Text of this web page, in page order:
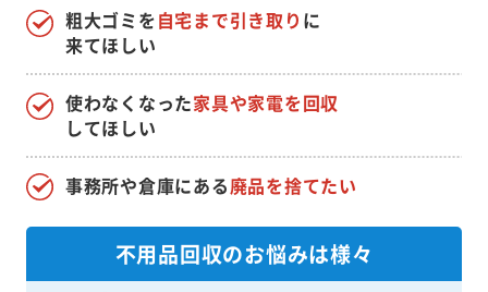
使わなくなった家具や家電を回収
してほしい
粗大ゴミを自宅まで引き取り に
来てほしい
事務所や倉庫にある廃品を捨てたい
不用品回収のお悩みは様々